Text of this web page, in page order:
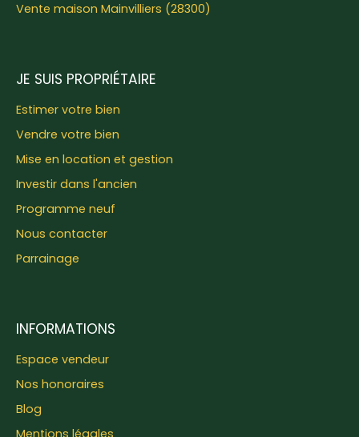
Vente maison Mainvilliers (28300)
JE SUIS PROPRIÉTAIRE
Estimer votre bien
Vendre votre bien
Mise en location et gestion
Investir dans l'ancien
Programme neuf
Nous contacter
Parrainage
INFORMATIONS
Espace vendeur
Nos honoraires
Blog